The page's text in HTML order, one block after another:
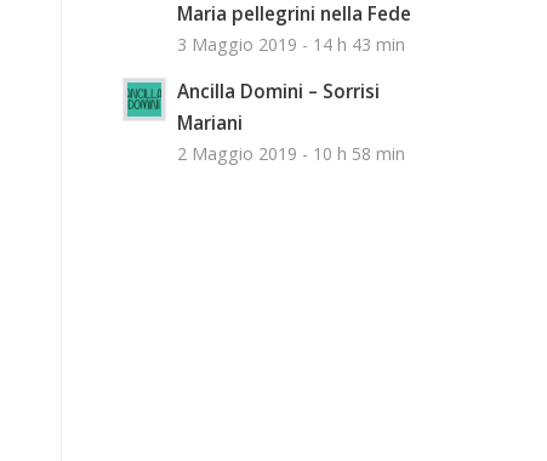
Maria pellegrini nella Fede
3 Maggio 2019 - 14 h 43 min
Ancilla Domini – Sorrisi
Mariani
2 Maggio 2019 - 10 h 58 min